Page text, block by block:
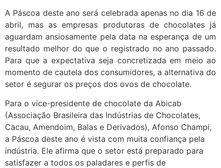
A Páscoa deste ano será celebrada apenas no dia 16 de
abril, mas as empresas produtoras de chocolates já
aguardam ansiosamente pela data na esperança de um
resultado melhor do que o registrado no ano passado.
Para que a expectativa seja concretizada em meio ao
momento de cautela dos consumidores, a alternativa do
setor é segurar os preços dos ovos de chocolate.
Para o vice-presidente de chocolate da Abicab
(Associação Brasileira das Indústrias de Chocolates,
Cacau, Amendoim, Balas e Derivados), Afonso Champi,
a Páscoa deste ano é vista com muita confiança pela
indústria. Ele afirma que o setor está preparado para
satisfazer a todos os paladares e perfis de